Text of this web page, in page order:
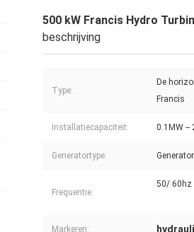
500 kW Francis Hydro
beschrijving
Type:
De
Francis
Installatiecapaciteit: 0.1MW --
Generatortype:
Frequentie:
50/ 60hz
Markeren: